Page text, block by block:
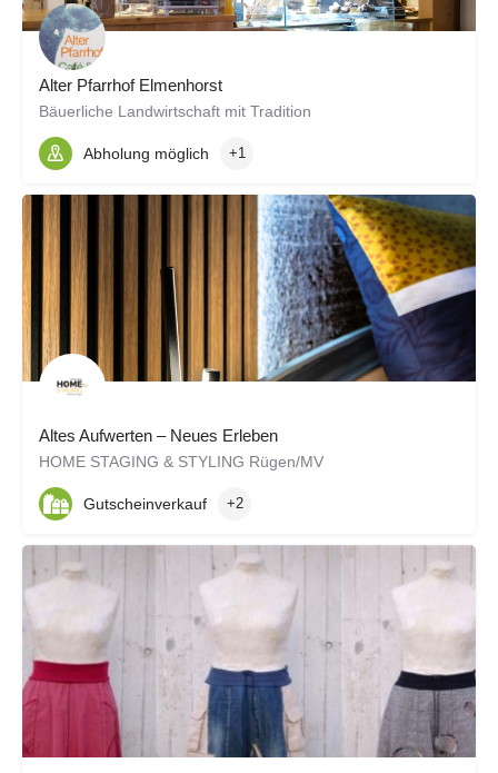
Alter Pfarrhof Elmenhorst
Bäuerliche Landwirtschaft mit Tradition
Abholung möglich +1
Altes Aufwerten – Neues Erleben
HOME STAGING & STYLING Rügen/MV
Gutscheinverkauf +2